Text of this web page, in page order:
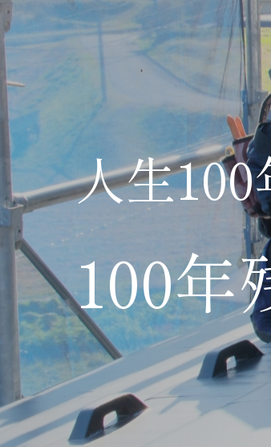
人生
100年